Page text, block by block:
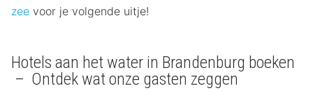
zee voor je volgende uitje!
Hotels aan het water in Brandenburg boeken
– Ontdek wat onze gasten zeggen